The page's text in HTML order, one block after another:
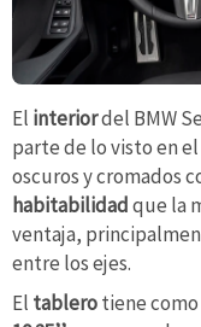
El interiordel BMW
parte de lo visto en el
oscuros y cromados
habitabilidadque la
ventaja,
entre los ejes.
El tablerotiene